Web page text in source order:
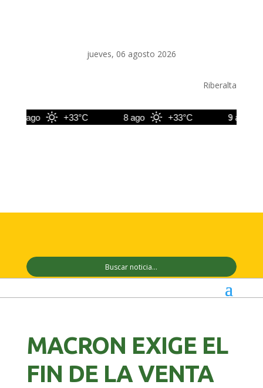
jueves, 06 agosto 2026
Riberalta
7 ago +33°C 8 ago +33°C 9 ago
MACRON EXIGE EL
FIN DE LA VENTA